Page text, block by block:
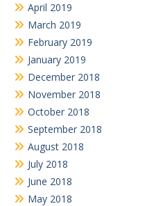
April 2019
March 2019
February 2019
January 2019
December 2018
November 2018
October 2018
September 2018
August 2018
July 2018
June 2018
May 2018